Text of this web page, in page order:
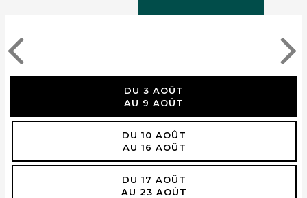
DU 3 AOÛT
AU 9 AOÛT
DU 10 AOÛT
AU 16 AOÛT
DU 17 AOÛT
AU 23 AOÛT